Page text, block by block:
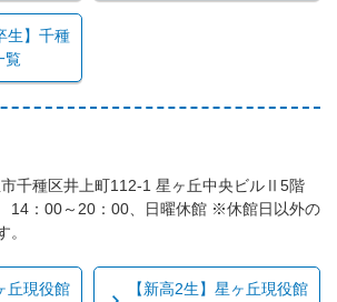
生】千種
覧
千種区井上町112-1 星ヶ丘中央ビルⅡ5階
14：00～20：00、日曜休館 ※休館日以外の
。
丘現役館
【新高2生】星ヶ丘現役館